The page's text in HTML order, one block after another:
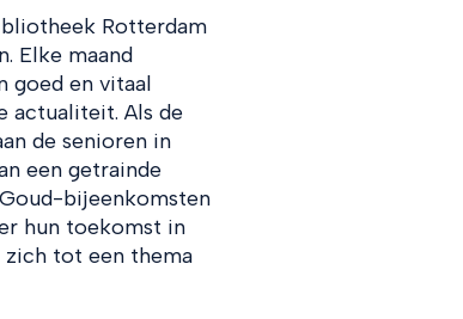
Rotterdam
Elke maand
goed en vitaal
actualiteit. Als de
de senioren in
een getrainde
bijeenkomsten
hun toekomst in
tot een thema